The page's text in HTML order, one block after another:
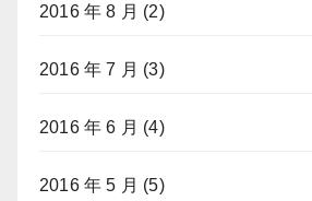
2016 年 8 月 (2)
2016 年 7 月 (3)
2016 年 6 月 (4)
2016 年 5 月 (5)